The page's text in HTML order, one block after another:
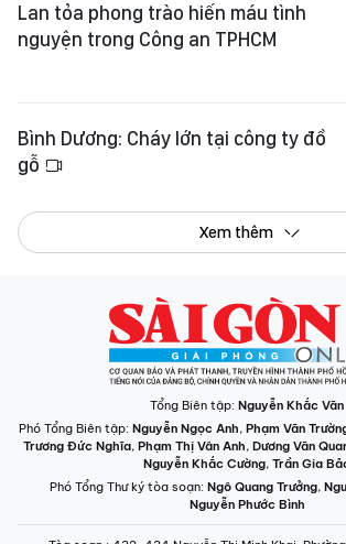
Lan tỏa phong trào hiến máu tình
nguyện trong Công an TPHCM
Bình Dương: Cháy lớn tại công ty đồ
gỗ
Xem thêm
Tổng Biên tập: Nguyễn Khắc Văn
Phó Tổng Biên tập: Nguyễn Ngọc Anh, Phạm Văn
Trương Đức Nghĩa, Phạm Thị Vân Anh, Dương Văn
Nguyễn Khắc Cường, Trần Gia
Phó Tổng Thư ký tòa soạn: Ngô Quang Trưởng,
Nguyễn Phước Bình